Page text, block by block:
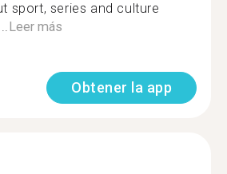
sport, series and culture
Leer más
Obtener la app